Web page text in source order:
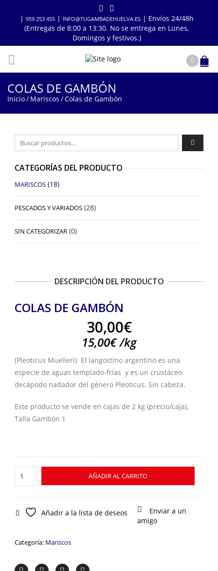
| 959 253 455| INFO@TUGAMBADEHUELVA.ES| Envíos 24/48h
(Entregas de 8:00 a 13:30. No se entrega en Lunes,
Domingos y festivos.)
COLAS DE GAMBÓN
Inicio/ Mariscos /Colas de Gambón
DESCRIPCIÓN DEL PRODUCTO
COLAS DE GAMBÓN
30,00€
15,00€ /kg
(Pleoticus Muelleri) El langostino argentino es una
especie de aguas templado-frías y es un crustáceo
decápodo nadador del género Pleoticus. Sin cabeza.
Este producto se vende en cajas de 2 kg (precio/caja),
Talla Gambón 1
de
AÑADIR AL CARRITO
Añadir a la lista de deseos
Enviar a un
amigo
Categoría: Mariscos
Buscar por:
CATEGORÍAS DEL PRODUCTO
MARISCOS (18)
PESCADOS Y VARIADOS (28)
SIN CATEGORIZAR (0)